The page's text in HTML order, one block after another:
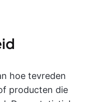
hoe tevreden
producten die